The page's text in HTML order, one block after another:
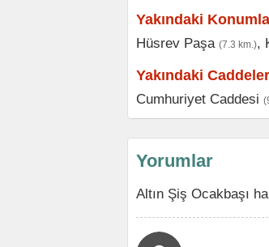
Yakındaki
Hüsrev Paşa (7.3 km.),
Yakındaki Caddeler
Cumhuriyet Caddesi
Yorumlar
Altın Şiş Ocakbaşı